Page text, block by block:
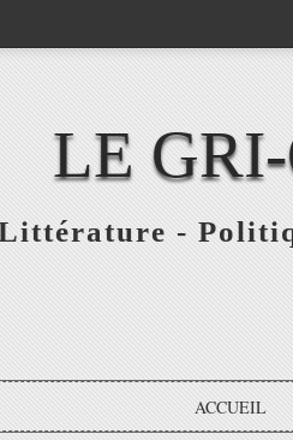
LE
-
ACCUEIL